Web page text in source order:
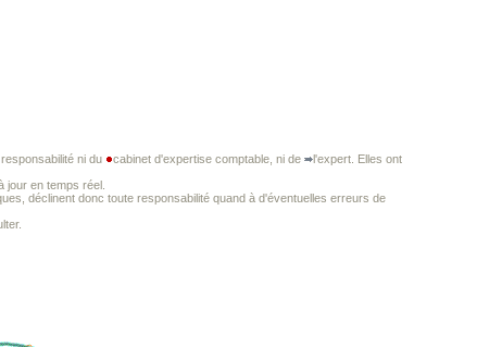
ni du cabinet d'expertise comptable, ni de
l'expert. Elles ont
jour en temps réel.
déclinent donc toute responsabilité quand à d'éventuelles erreurs de